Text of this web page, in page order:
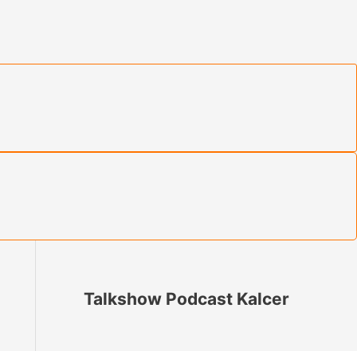
Talkshow Podcast Kalcer